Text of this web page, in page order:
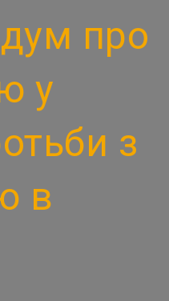
про
у
з
в